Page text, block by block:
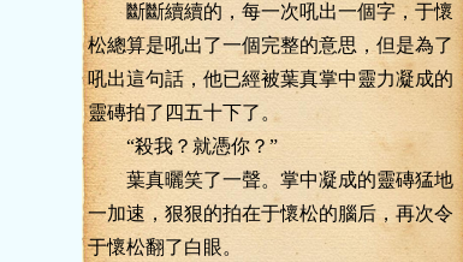
斷斷續續的，每一次吼出一個字，于懷
松總算是吼出了一個完整的意思，但是為了
吼出這句話，他已經被葉真掌中靈力凝成的
靈磚拍了四五十下了。
“殺我？就憑你？”
葉真曬笑了一聲。掌中凝成的靈磚猛地
一加速，狠狠的拍在于懷松的腦后，再次令
于懷松翻了白眼。